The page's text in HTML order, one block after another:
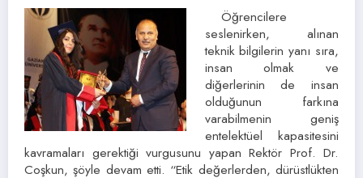
Öğrencilere
seslenirken, alınan
teknik bilgilerin yanı sıra,
insan olmak ve
diğerlerinin de insan
olduğunun farkına
varabilmenin geniş
entelektüel kapasitesini
kavramaları gerektiği vurgusunu yapan Rektör Prof. Dr.
Coşkun, şöyle devam etti. “Etik değerlerden, dürüstlükten